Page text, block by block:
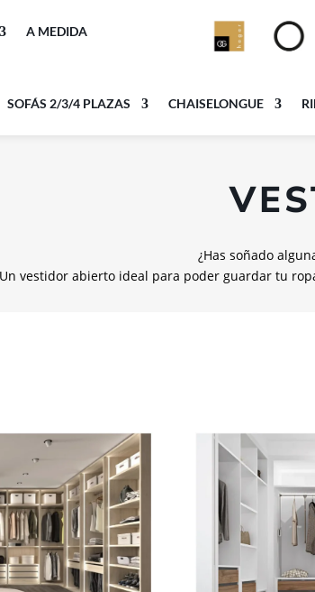
A MEDIDA
SOFÁS 2/3/4 PLAZAS CHAISELONGUE
¿Has soñado
Un vestidor abierto ideal para poder guardar tu